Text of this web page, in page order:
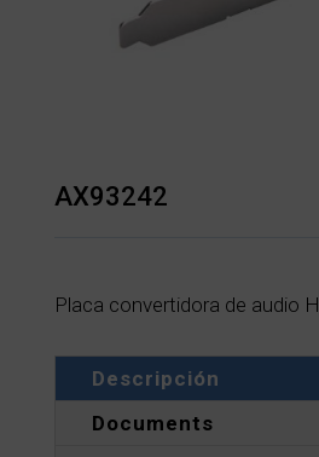
AX93242
Placa convertidora de audio
Descripción
Documents